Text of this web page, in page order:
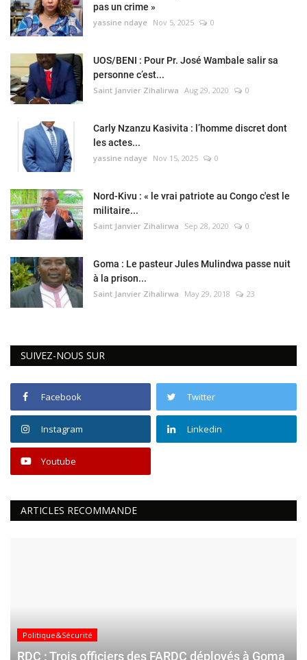
pas un crime »
yassine ndaye Nov 5, 2025 0
UOS/BENI : Pour Pr. José Wambale salir sa
personne c’est...
Saint Janvier Zihalirwa Aug 29, 2020 0
Carly Nzanzu Kasivita : l’homme discret dont
les actes...
yassine ndaye Nov 15, 2025 0
Nord-Kivu : « le vrai patriote au Congo c'est le
militaire...
Saint Janvier Zihalirwa Sep 28, 2020 0
Goma : Le pasteur Jules Mulindwa passe nuit
à la prison...
Saint Janvier Zihalirwa May 29, 2018 23
SUIVEZ-NOUS SUR
Facebook Twitter
Instagram Linkedin
Youtube
ARTICLES RECOMMANDE
Politique&Sécurité
RDC : Trois officiers des FARDC déployés à Goma